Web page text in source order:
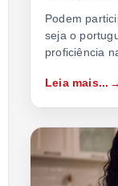
Podem
seja o
proficiência
Leia mais...